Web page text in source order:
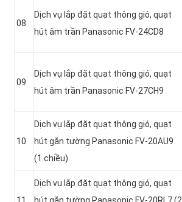
08
Dịch vụ lắp đặt quạt thông gió, quạt
hút âm trần Panasonic FV-24CD8
09
Dịch vụ lắp đặt quạt thông gió, quạt
hút âm trần Panasonic FV-27CH9
10
Dịch vụ lắp đặt quạt thông gió, quạt
hút gắn tường Panasonic FV-20AU9
(1 chiều)
Dịch vụ lắp đặt quạt thông gió, quạt